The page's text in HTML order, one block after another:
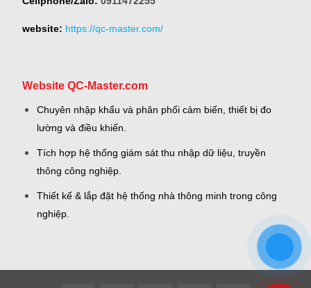
website: https://qc-master.com/
Website QC-Master.com
Chuyên nhập khẩu và phân phối cảm biến, thiết bị đo
lường và điều khiển.
Tích hợp hệ thống giám sát thu nhập dữ liệu, truyền
thông công nghiệp.
Thiết kế & lắp đặt hệ thống nhà thông minh trong công
nghiệp.